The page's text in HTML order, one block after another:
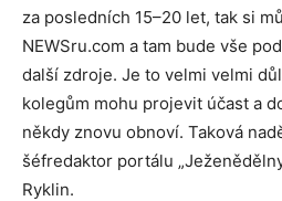
za posledních 15–20 let, tak si
NEWSru.com a tam bude vše
další zdroje. Je to velmi velmi
kolegům mohu projevit účast a
někdy znovu obnoví. Taková
šéfredaktor portálu
Ryklin.